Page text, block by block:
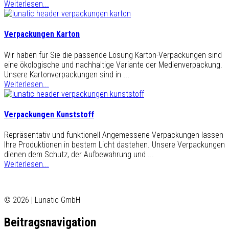
Weiterlesen...
Verpackungen Karton
Wir haben für Sie die passende Lösung Karton-Verpackungen sind
eine ökologische und nachhaltige Variante der Medienverpackung.
Unsere Kartonverpackungen sind in ...
Weiterlesen...
Verpackungen Kunststoff
Repräsentativ und funktionell Angemessene Verpackungen lassen
Ihre Produktionen in bestem Licht dastehen. Unsere Verpackungen
dienen dem Schutz, der Aufbewahrung und ...
Weiterlesen...
© 2026 | Lunatic GmbH
Beitragsnavigation